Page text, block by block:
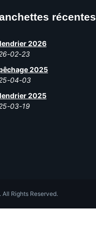
récentes
2026
02-23
2025
04-03
2025
03-19
Rights Reserved.